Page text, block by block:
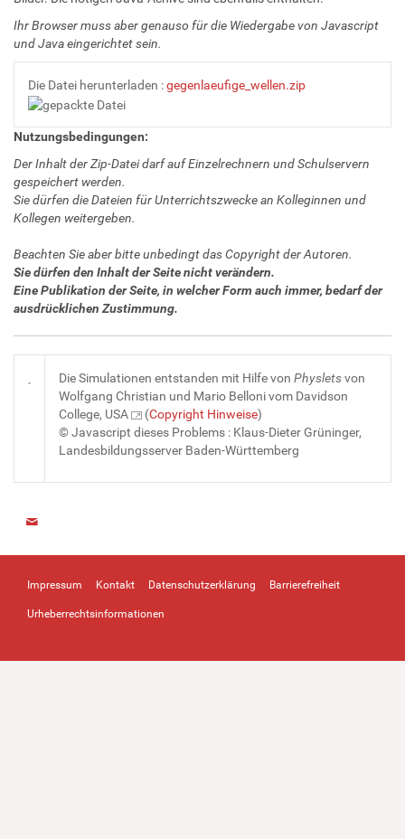
Ihr Browser muss aber genauso für die Wiedergabe von Javascript
und Java eingerichtet sein.
Die Datei herunterladen :gegenlaeufige_wellen.zip
Nutzungsbedingungen:
Der Inhalt der Zip-Datei darf auf Einzelrechnern und Schulservern
gespeichert werden.
Sie dürfen die Dateien für Unterrichtszwecke an Kolleginnen und
Kollegen weitergeben.
Beachten Sie aber bitte unbedingt das Copyright der Autoren.
Sie dürfen den Inhalt der Seite nicht verändern.
Eine Publikation der Seite, in welcher Form auch immer, bedarf der
ausdrücklichen Zustimmung.
Die Simulationen entstanden mit Hilfe von Physletsvon
Wolfgang Christian und Mario Belloni vom Davidson
College, USA
(Copyright Hinweise)
© Javascript dieses Problems : Klaus-Dieter Grüninger,
Landesbildungsserver Baden-Württemberg
Impressum Kontakt Datenschutzerklärung Barrierefreiheit
Urheberrechtsinformationen